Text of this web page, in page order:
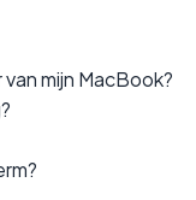
mijn MacBook?